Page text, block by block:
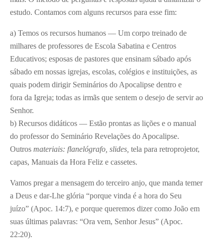
estudo. Contamos com alguns recursos para esse fim:
a) Temos os recursos humanos — Um corpo treinado de
milhares de professores de Escola Sabatina e Centros
Educativos; esposas de pastores que ensinam sábado após
sábado em nossas igrejas, escolas, colégios e instituições, as
quais podem dirigir Seminários do Apocalipse dentro e
fora da Igreja; todas as irmãs que sentem o desejo de servir ao
Senhor.
b) Recursos didáticos — Estão prontas as lições e o manual
do professor do Seminário Revelações do Apocalipse.
Outros materiais: flanelógrafo, slides, tela para retroprojetor,
capas, Manuais da Hora Feliz e cassetes.
Vamos pregar a mensagem do terceiro anjo, que manda temer
a Deus e dar-Lhe glória “porque vinda é a hora do Seu
juízo” (Apoc. 14:7), e porque queremos dizer como João em
suas últimas palavras: “Ora vem, Senhor Jesus” (Apoc.
22:20).